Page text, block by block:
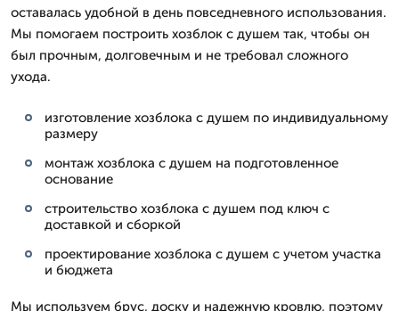
оставалась удобной в день повседневного использования.
Мы помогаем построить хозблок с душем так, чтобы он
был прочным, долговечным и не требовал сложного
ухода.
изготовление хозблока с душем по индивидуальному
размеру
монтаж хозблока с душем на подготовленное
основание
строительство хозблока с душем под ключ с
доставкой и сборкой
проектирование хозблока с душем с учетом участка
и бюджета
Мы используем брус, доску и надежную кровлю, поэтому